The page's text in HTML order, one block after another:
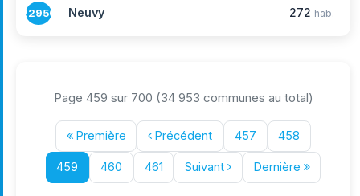
22950 Neuvy 272 hab.
Page 459 sur 700 (34 953 communes au total)
Première Précédent 457 458
459 460 461 Suivant Dernière